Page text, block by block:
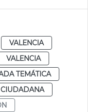
VALENCIA
VALENCIA
TEMÁTICA